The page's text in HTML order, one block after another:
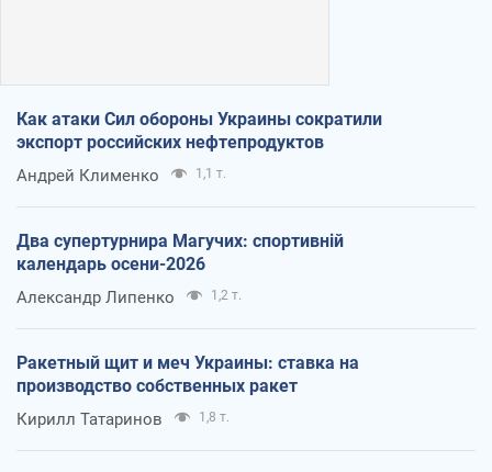
Как атаки Сил обороны Украины сократили
экспорт российских нефтепродуктов
Андрей Клименко 1,1 т.
Два супертурнира Магучих: спортивній
календарь осени-2026
Александр Липенко 1,2 т.
Ракетный щит и меч Украины: ставка на
производство собственных ракет
Кирилл Татаринов 1,8 т.